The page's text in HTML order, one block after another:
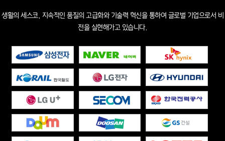
생활의 세스코, 지속적인 품질의 고급화와 기술력 혁신을 통하여 글로벌 기업으로서 비
전을 실현해가고 있습니다.